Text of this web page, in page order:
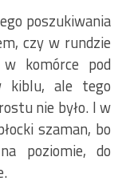
poszukiwania
czy w rundzie
w komórce pod
kiblu, ale tego
nie było. I w
szaman, bo
poziomie, do